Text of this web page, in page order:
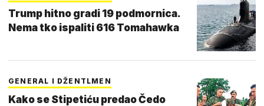
Trump hitno gradi 19 podmornica.
Nema tko ispaliti 616 Tomahawka
GENERAL I DŽENTLMEN
Kako se Stipetiću predao Čedo